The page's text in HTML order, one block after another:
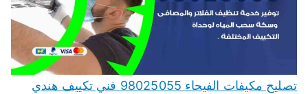
تصليح مكيفات الفيحاء 98025055 فني تكييف هندي